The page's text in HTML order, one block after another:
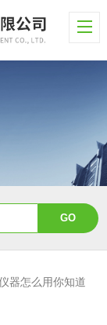
器怎么用你知道